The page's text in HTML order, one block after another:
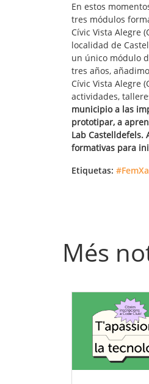
En estos
tres módulos
Cívic Vista Alegre
localidad de
un único módulo
tres años,
Cívic Vista Alegre
actividades,
municipio a las
prototipar, a
Lab Castelldefels.
formativas para
Etiquetas:
Més